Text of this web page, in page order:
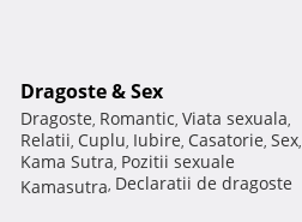
Dragoste & Sex
Dragoste, Romantic, Viata sexuala,
Relatii, Cuplu, Iubire, Casatorie, Sex,
Kama Sutra, Pozitii sexuale
Kamasutra, Declaratii de dragoste